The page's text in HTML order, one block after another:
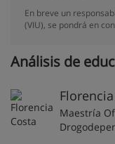
En breve un
(VIU), se pondrá en
Análisis de
Maestría